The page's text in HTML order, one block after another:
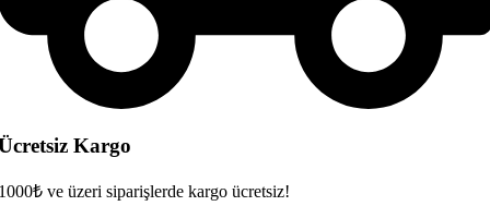
Kargo
ve üzeri siparişlerde kargo ücretsiz!